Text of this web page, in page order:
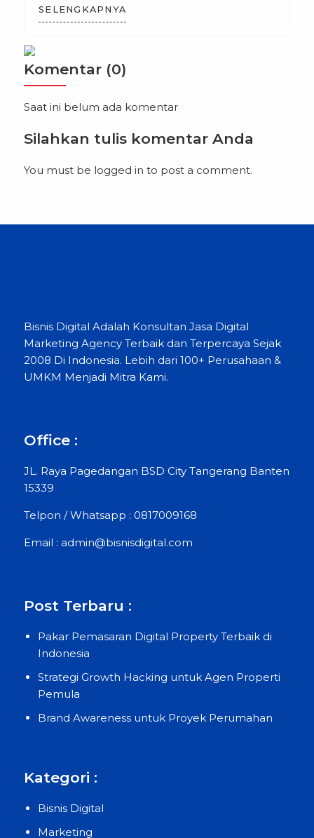
satu sektor yang berkembang pesat adalah
bisnis digital, yang menjadi bidang yang
keahlian di bidang ini. Tangerang Selatan,
Indonesia, […]
SELENGKAPNYA
Komentar (0)
Saat ini belum ada komentar
Silahkan tulis komentar Anda
You must be logged in to post a comment.
Bisnis Digital Adalah Konsultan Jasa Digital
Marketing Agency Terbaik dan Terpercaya Sejak
2008 Di Indonesia. Lebih dari 100+ Perusahaan &
UMKM Menjadi Mitra Kami.
Office :
JL. Raya Pagedangan BSD City Tangerang Banten
15339
Telpon / Whatsapp : 0817009168
Email : admin@bisnisdigital.com
Post Terbaru :
Pakar Pemasaran Digital Property Terbaik di
Indonesia
Strategi Growth Hacking untuk Agen Properti
Pemula
Brand Awareness untuk Proyek Perumahan
Kategori :
Bisnis Digital
Marketing